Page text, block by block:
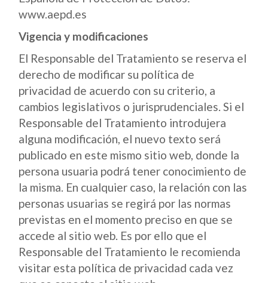
www.aepd.es
Vigencia y modificaciones
El Responsable del Tratamiento se reserva el
derecho de modificar su política de
privacidad de acuerdo con su criterio, a
cambios legislativos o jurisprudenciales. Si el
Responsable del Tratamiento introdujera
alguna modificación, el nuevo texto será
publicado en este mismo sitio web, donde la
persona usuaria podrá tener conocimiento de
la misma. En cualquier caso, la relación con las
personas usuarias se regirá por las normas
previstas en el momento preciso en que se
accede al sitio web. Es por ello que el
Responsable del Tratamiento le recomienda
visitar esta política de privacidad cada vez